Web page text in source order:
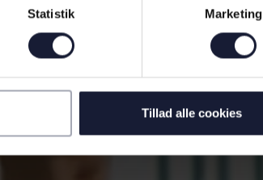
Statistik Marketing
Tillad alle cookies